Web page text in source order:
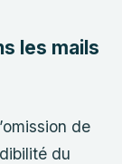
les mails
de
du